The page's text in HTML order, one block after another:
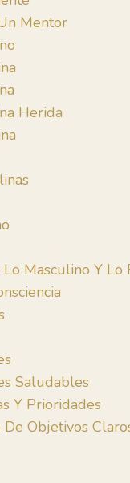
Mentor
Herida
Masculino Y Lo
Saludables
Y Prioridades
Objetivos